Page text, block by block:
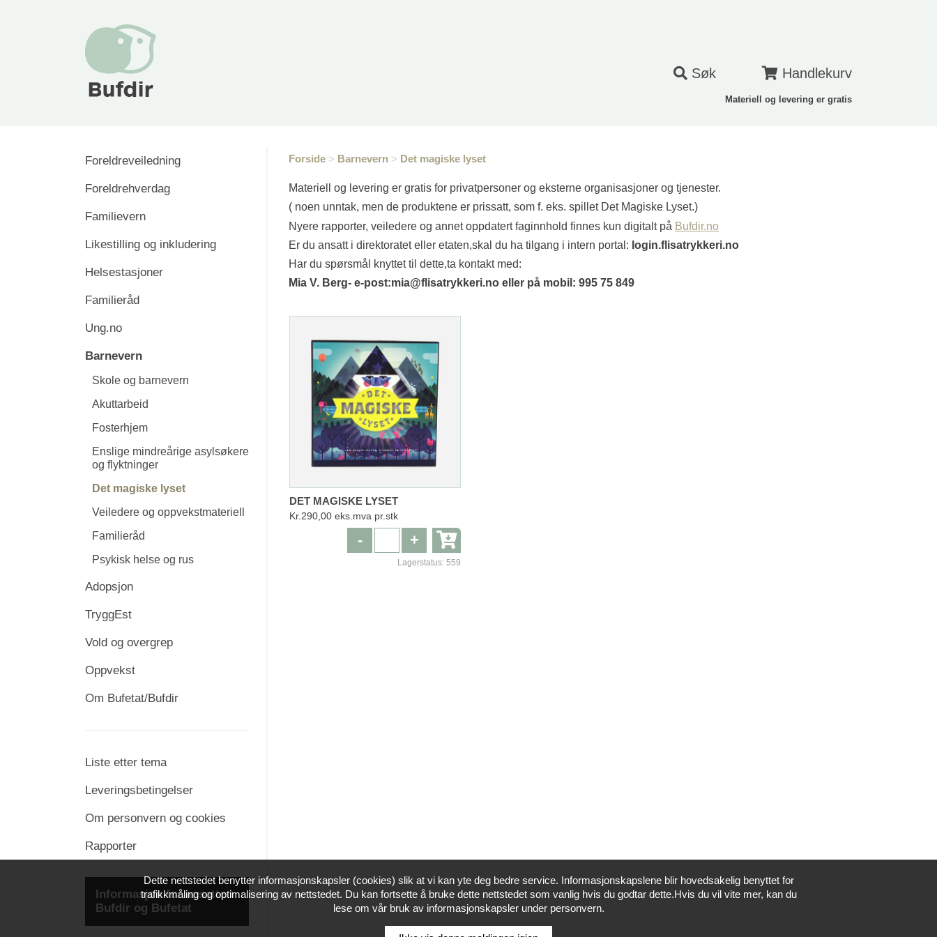
Søk Handlekurv
Materiell og levering er gratis
Foreldreveiledning
Foreldrehverdag
Familievern
Likestilling og inkludering
Helsestasjoner
Familieråd
Ung.no
Barnevern
Skole og barnevern
Akuttarbeid
Fosterhjem
Enslige mindreårige asylsøkere
og flyktninger
Det magiske lyset
Veiledere og oppvekstmateriell
Familieråd
Psykisk helse og rus
Adopsjon
TryggEst
Vold og overgrep
Oppvekst
Om Bufetat/Bufdir
Liste etter tema
Leveringsbetingelser
Om personvern og cookies
Rapporter
Informasjon for ansatte i
Bufdir og Bufetat
Forside > Barnevern > Det magiske lyset
Materiell og levering er gratis for privatpersoner og eksterne organisasjoner og tjenester.
( noen unntak, men de produktene er prissatt, som f. eks. spillet Det Magiske Lyset.)
Nyere rapporter, veiledere og annet oppdatert faginnhold finnes kun digitalt på Bufdir.no
Er du ansatt i direktoratet eller etaten,skal du ha tilgang i intern portal: login.flisatrykkeri.no
Har du spørsmål knyttet til dette,ta kontakt med:
Mia V. Berg- e-post:mia@flisatrykkeri.no eller på mobil: 995 75 849
DET MAGISKE LYSET
Kr.290,00 eks.mva pr.stk
+
-
Lagerstatus:559
Dette nettstedet benytter informasjonskapsler (cookies) slik at vi kan yte deg bedre service. Informasjonskapslene blir hovedsakelig benyttet for
trafikkmåling og optimalisering av nettstedet. Du kan fortsette å bruke dette nettstedet som vanlig hvis du godtar dette.Hvis du vil vite mer, kan du
lese om vår bruk av informasjonskapsler under personvern.